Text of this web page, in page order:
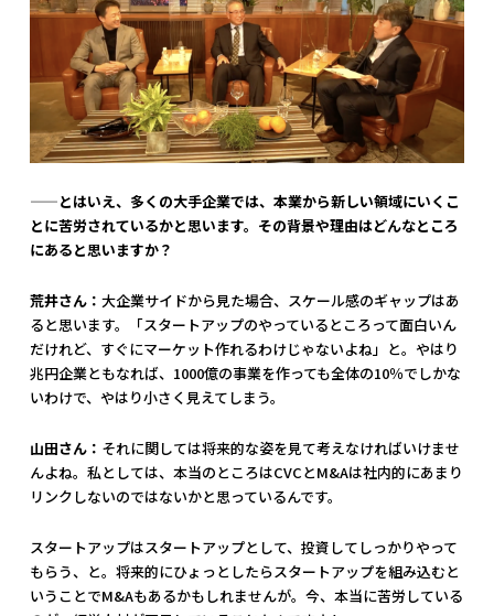
——とはいえ、多くの大手企業では、本業から新しい領域にいくこ
とに苦労されているかと思います。その背景や理由はどんなところ
にあると思いますか？
荒井さん： 大企業サイドから見た場合、スケール感のギャップはあ
ると思います。「スタートアップのやっているところって面白いん
だけれど、すぐにマーケット作れるわけじゃないよね」と。やはり
兆円企業ともなれば、1000億の事業を作っても全体の10％でしかな
いわけで、やはり小さく見えてしまう。
山田さん： それに関しては将来的な姿を見て考えなければいけませ
んよね。私としては、本当のところはCVCとM&Aは社内的にあまり
リンクしないのではないかと思っているんです。
スタートアップはスタートアップとして、投資してしっかりやって
もらう、と。将来的にひょっとしたらスタートアップを組み込むと
いうことでM&Aもあるかもしれませんが。今、本当に苦労している